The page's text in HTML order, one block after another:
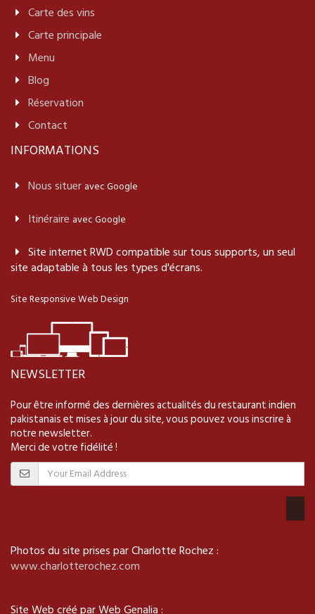
Carte des vins
Carte principale
Menu
Blog
Réservation
Contact
INFORMATIONS
Nous situer avec Google
Itinéraire avec Google
Site internet RWD compatible sur tous supports, un seul
site adaptable à tous les types d'écrans.
Site Responsive Web Design
NEWSLETTER
Pour être informé des dernières actualités du restaurant indien
pakistanais et mises à jour du site, vous pouvez vous inscrire à
notre newsletter.
Merci de votre fidélité !
Photos du site prises par Charlotte Rochez :
www.charlotterochez.com
Site Web créé par Web Genalia :